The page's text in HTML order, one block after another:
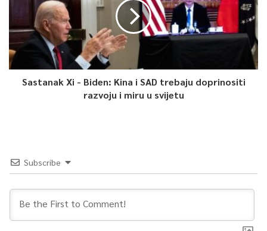
Sastanak Xi - Biden: Kina i SAD trebaju doprinositi
razvoju i miru u svijetu
Subscribe